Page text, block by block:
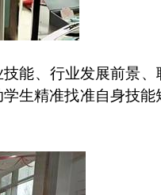
能、行业发展前景
生精准找准自身技